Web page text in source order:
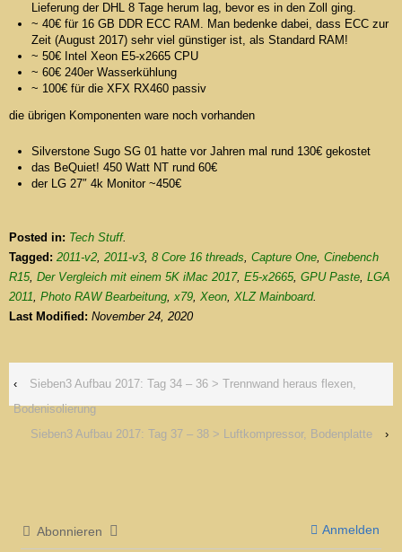
Lieferung der DHL 8 Tage herum lag, bevor es in den Zoll ging.
~ 40€ für 16 GB DDR ECC RAM. Man bedenke dabei, dass ECC zur
Zeit (August 2017) sehr viel günstiger ist, als Standard RAM!
~ 50€ Intel Xeon E5-x2665 CPU
~ 60€ 240er Wasserkühlung
~ 100€ für die XFX RX460 passiv
die übrigen Komponenten ware noch vorhanden
Silverstone Sugo SG 01 hatte vor Jahren mal rund 130€ gekostet
das BeQuiet! 450 Watt NT rund 60€
der LG 27″ 4k Monitor ~450€
Posted in: Tech Stuff.
Tagged: 2011-v2, 2011-v3, 8 Core 16 threads, Capture One, Cinebench
R15, Der Vergleich mit einem 5K iMac 2017, E5-x2665, GPU Paste, LGA
2011, Photo RAW Bearbeitung,x79, Xeon, XLZ Mainboard.
Last Modified: November 24, 2020
‹
Sieben3 Aufbau 2017: Tag 34 – 36 > Trennwand heraus flexen,
Bodenisolierung
Sieben3 Aufbau 2017: Tag 37 – 38 > Luftkompressor, Bodenplatte
›
Abonnieren Anmelden